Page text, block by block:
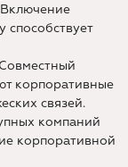
способствует
корпоративные
связей.
компаний
корпоративной